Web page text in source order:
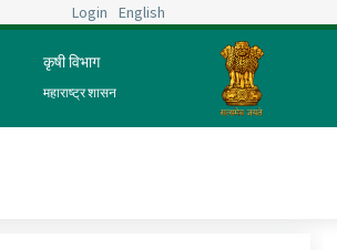
Login English
कृषी विभाग
महाराष्ट्र शासन